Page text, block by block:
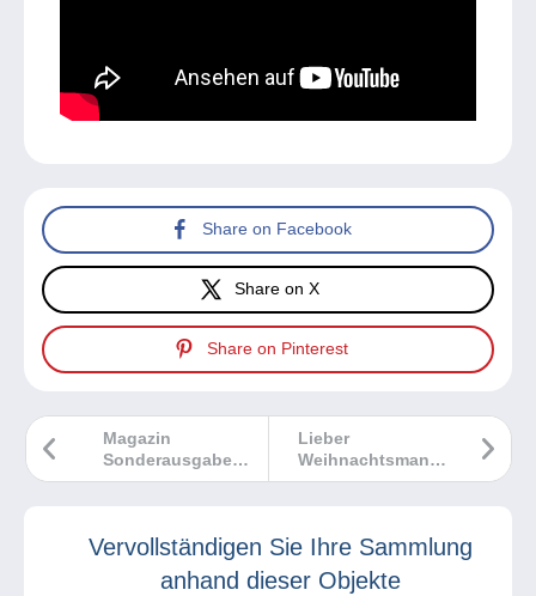
Share on Facebook
Share on X
Share on Pinterest
Lieber
Weihnachtsmann,
um ein guter
…
Magazin
Sonderausgabe
Nr. 4
Vervollständigen Sie Ihre Sammlung
anhand dieser Objekte